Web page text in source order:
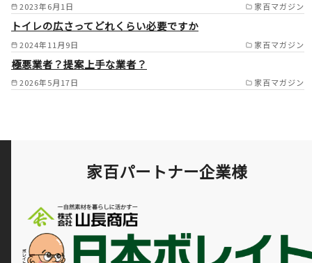
2023年6月1日 家百マガジン
2024年11月9日 家百マガジン
トイレの広さってどれくらい必要ですか
2026年5月17日 家百マガジン
極悪業者？提案上手な業者？
家百パートナー企業様